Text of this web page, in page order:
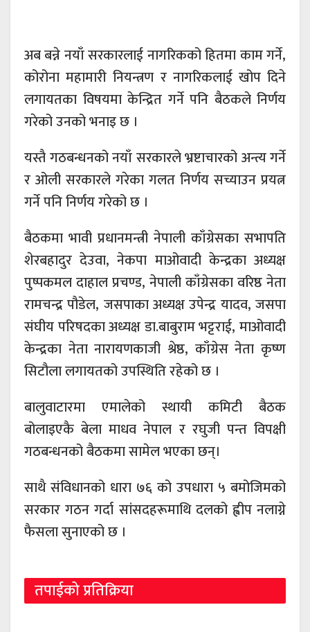
अब बन्ने नयाँ सरकारलाई नागरिकको हितमा काम गर्ने,
कोरोना महामारी नियन्त्रण र नागरिकलाई खोप दिने
लगायतका विषयमा केन्द्रित गर्ने पनि बैठकले निर्णय
गरेको उनको भनाइ छ ।
यस्तै गठबन्धनको नयाँ सरकारले भ्रष्टाचारको अन्त्य गर्ने
र ओली सरकारले गरेका गलत निर्णय सच्याउन प्रयत्न
गर्ने पनि निर्णय गरेको छ ।
बैठकमा भावी प्रधानमन्त्री नेपाली काँग्रेसका सभापति
शेरबहादुर देउवा, नेकपा माओवादी केन्द्रका अध्यक्ष
पुष्पकमल दाहाल प्रचण्ड, नेपाली काँग्रेसका वरिष्ठ नेता
रामचन्द्र पौडेल, जसपाका अध्यक्ष उपेन्द्र यादव, जसपा
संघीय परिषदका अध्यक्ष डा.बाबुराम भट्टराई, माओवादी
केन्द्रका नेता नारायणकाजी श्रेष्ठ, काँग्रेस नेता कृष्ण
सिटौला लगायतको उपस्थिति रहेको छ ।
बालुवाटारमा एमालेको स्थायी कमिटी बैठक
बोलाइएकै बेला माधव नेपाल र रघुजी पन्त विपक्षी
गठबन्धनको बैठकमा सामेल भएका छन्।
साथै संविधानको धारा ७६ को उपधारा ५ बमोजिमको
सरकार गठन गर्दा सांसदहरूमाथि दलको ह्वीप नलाग्ने
फैसला सुनाएको छ ।
तपाईको प्रतिक्रिया